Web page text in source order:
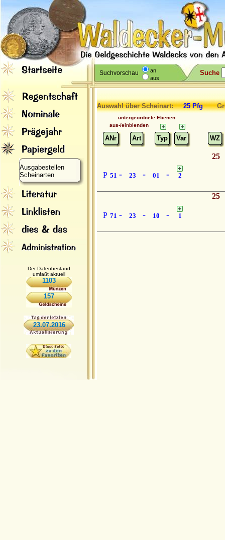
Suchvorschau
an
aus
Suche
Ausgabestellen
Scheinarten
Der Datenbestand
umfaßt aktuell
1103
157
23.07.2016
Auswahl über Scheinart:25 Pfg
untergeordnete Ebenen
aus-/einblenden
ANr Art Typ Var WZ
P 51 - 23 - 01 - 2
25
P 71 - 23 - 10 - 1
25